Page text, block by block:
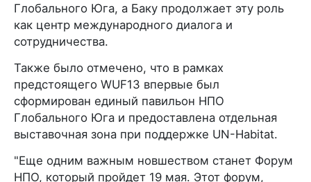
Глобального Юга, а Баку продолжает эту роль
как центр международного диалога и
сотрудничества.
Также было отмечено, что в рамках
предстоящего WUF13 впервые был
сформирован единый павильон НПО
Глобального Юга и предоставлена отдельная
выставочная зона при поддержке UN-Habitat.
"Еще одним важным новшеством станет Форум
НПО, который пройдет 19 мая. Этот форум,